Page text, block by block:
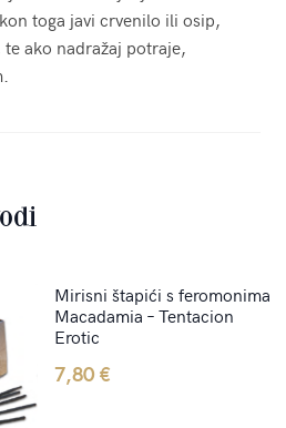
toga javi crvenilo ili osip,
ako nadražaj potraje,
Mirisni štapići s feromonima
Macadamia – Tentacion
Erotic
7,80€